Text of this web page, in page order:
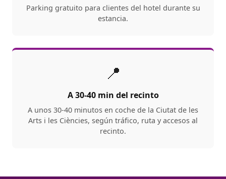
Parking gratuito para clientes del hotel durante su
estancia.
📍
A 30-40 min del recinto
A unos 30-40 minutos en coche de la Ciutat de les
Arts i les Ciències, según tráfico, ruta y accesos al
recinto.